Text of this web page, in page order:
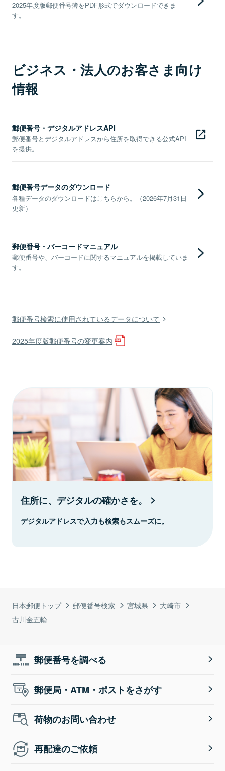
日本郵便トップ 郵便番号検索 宮城県
大崎市
古川金五輪
2025年度版郵便番号簿をPDF形式でダウンロードできま
す。
ビジネス・法人のお客さま向け
情報
郵便番号・デジタルアドレスAPI
郵便番号とデジタルアドレスから住所を取得できる公式API
を提供。
郵便番号データのダウンロード
各種データのダウンロードはこちらから。（2026年7月31日
更新）
郵便番号・バーコードマニュアル
郵便番号や、バーコードに関するマニュアルを掲載していま
す。
郵便番号検索に使用されているデータについて
2025年度版郵便番号の変更案内
住所に、デジタルの確かさを。
デジタルアドレスで入力も検索もスムーズに。
郵便番号を調べる
郵便局・ATM・ポストをさがす
荷物のお問い合わせ
再配達のご依頼